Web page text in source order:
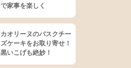
で家事を楽しく
カオリーヌのバスクチー
ズケーキをお取り寄せ！
黒いこげも絶妙！